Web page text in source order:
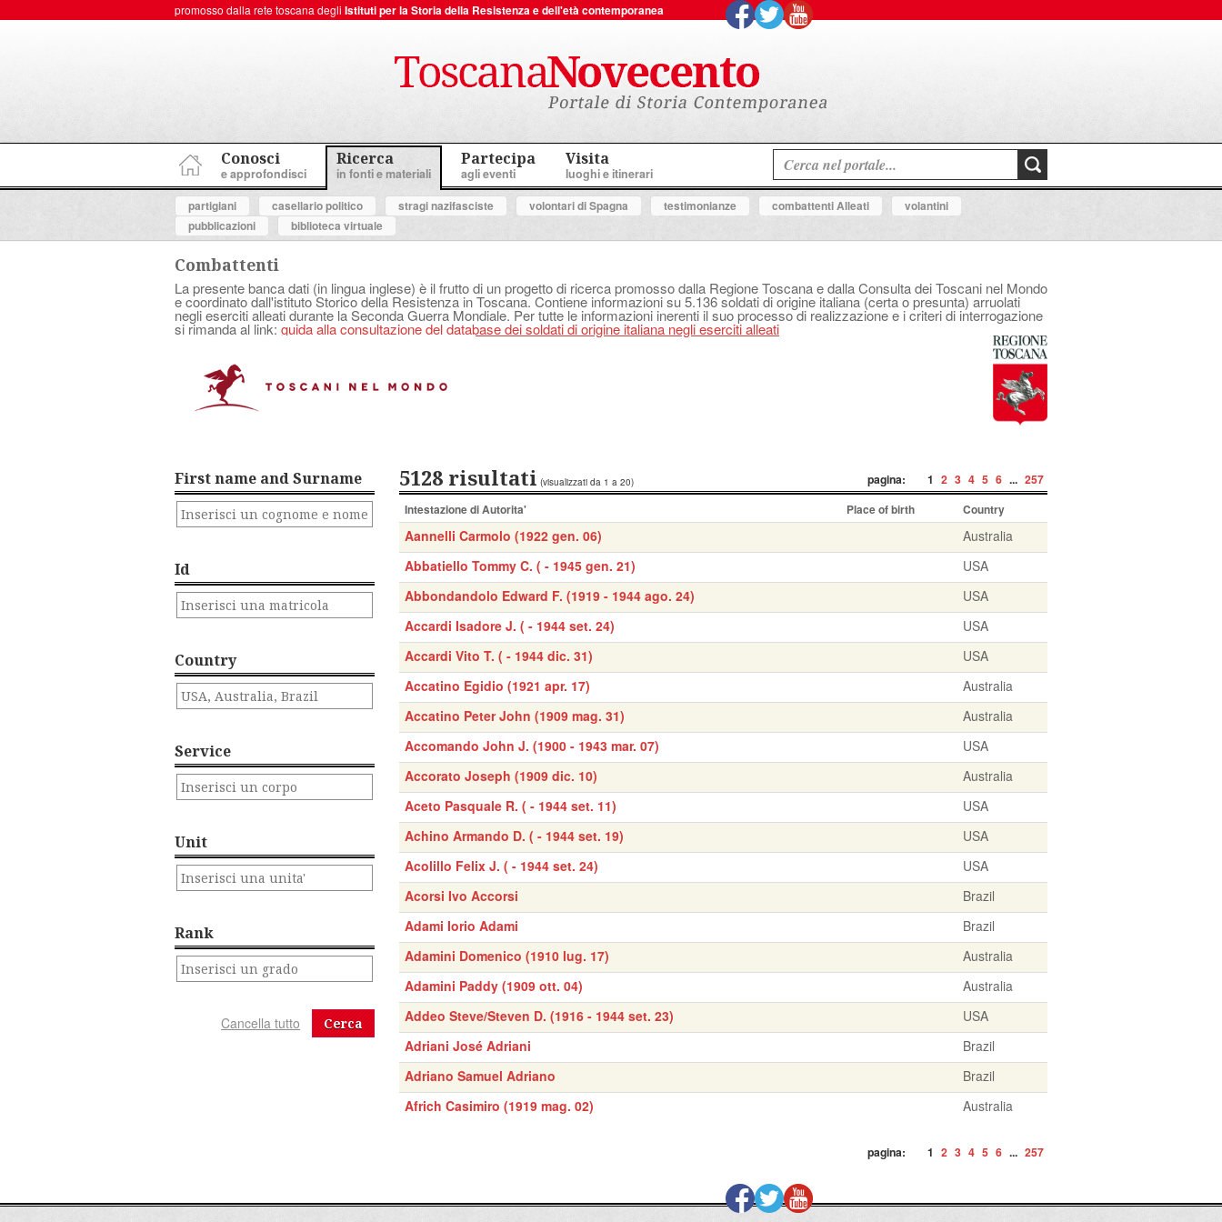
promosso dalla rete toscana degli Istituti per la Storia della Resistenza e dell'età contemporanea
Conosci
e approfondisci
Ricerca
in fonti e materiali
Partecipa
agli eventi
Visita
luoghi e itinerari
partigiani
casellario politico stragi nazifasciste volontari di Spagna testimonianze combattenti Alleati
volantini
pubblicazioni
biblioteca virtuale
Combattenti
La presente banca dati (in lingua inglese) è il frutto di un progetto di ricerca promosso dalla Regione Toscana e dalla Consulta dei Toscani nel Mondo
e coordinato dall'istituto Storico della Resistenza in Toscana. Contiene informazioni su 5.136 soldati di origine italiana (certa o presunta) arruolati
negli eserciti alleati durante la Seconda Guerra Mondiale. Per tutte le informazioni inerenti il suo processo di realizzazione e i criteri di interrogazione
si rimanda al link: guida alla consultazione del database dei soldati di origine italiana negli eserciti alleati
First name and Surname
Id
Country
Service
Unit
Rank
Cerca
pagina: 1 2 3 4 5 6 ... 257
5128 risultati (visualizzati da 1 a 20)
Intestazione di Autorita' Place of birth Country
Aannelli Carmolo (1922 gen. 06)
Australia
Abbatiello Tommy C. ( - 1945 gen. 21)
USA
Abbondandolo Edward F. (1919 - 1944 ago. 24)
USA
Accardi Isadore J. ( - 1944 set. 24)
USA
Accardi Vito T. ( - 1944 dic. 31)
USA
Accatino Egidio (1921 apr. 17)
Australia
Accatino Peter John (1909 mag. 31)
Australia
Accomando John J. (1900 - 1943 mar. 07)
USA
Accorato Joseph (1909 dic. 10)
Australia
Aceto Pasquale R. ( - 1944 set. 11)
USA
Achino Armando D. ( - 1944 set. 19)
USA
Acolillo Felix J. ( - 1944 set. 24)
USA
Acorsi Ivo Accorsi
Brazil
Adami Iorio Adami
Brazil
Adamini Domenico (1910 lug. 17)
Australia
Adamini Paddy (1909 ott. 04)
Australia
Addeo Steve/Steven D. (1916 - 1944 set. 23)
USA
Adriani José Adriani
Brazil
Adriano Samuel Adriano
Brazil
Africh Casimiro (1919 mag. 02)
Australia
pagina: 1 2 3 4 5 6 ... 257